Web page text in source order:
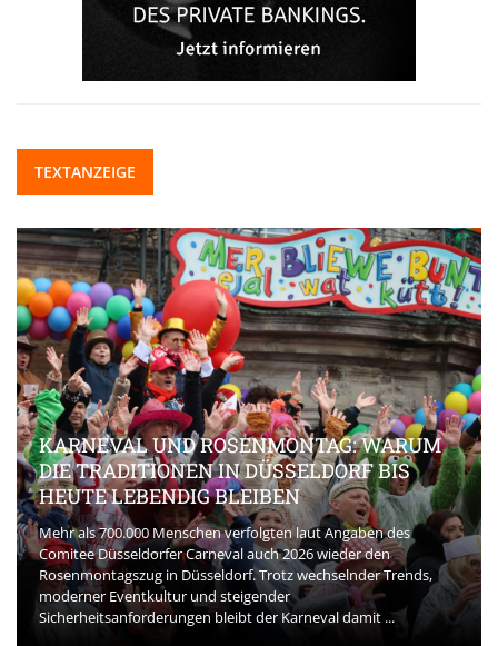
TEXTANZEIGE
KARNEVAL UND ROSENMONTAG: WARUM
DIE TRADITIONEN IN DÜSSELDORF BIS
HEUTE LEBENDIG BLEIBEN
Mehr als 700.000 Menschen verfolgten laut Angaben des
Comitee Düsseldorfer Carneval auch 2026 wieder den
Rosenmontagszug in Düsseldorf. Trotz wechselnder Trends,
moderner Eventkultur und steigender
Sicherheitsanforderungen bleibt der Karneval damit ...